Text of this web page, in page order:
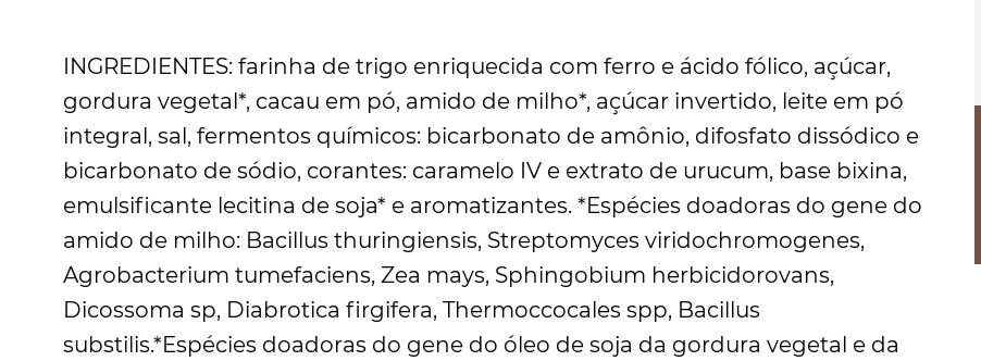
INGREDIENTES: farinha de trigo enriquecida com ferro e ácido fólico, açúcar,
gordura vegetal*, cacau em pó, amido de milho*, açúcar invertido, leite em pó
integral, sal, fermentos químicos: bicarbonato de amônio, difosfato dissódico e
bicarbonato de sódio, corantes: caramelo IV e extrato de urucum, base bixina,
emulsificante lecitina de soja* e aromatizantes. *Espécies doadoras do gene do
amido de milho: Bacillus thuringiensis, Streptomyces viridochromogenes,
Agrobacterium tumefaciens, Zea mays, Sphingobium herbicidorovans,
Dicossoma sp, Diabrotica firgifera, Thermoccocales spp, Bacillus
substilis.*Espécies doadoras do gene do óleo de soja da gordura vegetal e da